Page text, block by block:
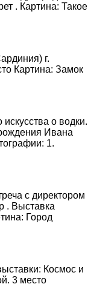
. Картина: Такое
г.
Картина: Замок
о водки.
Ивана
1.
с директором
. Выставка
Город
Космос и
3 место